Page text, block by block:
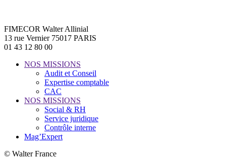
FIMECOR Walter Allinial
13 rue Vernier 75017 PARIS
01 43 12 80 00
NOS MISSIONS
Audit et Conseil
Expertise comptable
CAC
NOS MISSIONS
Social & RH
Service juridique
Contrôle interne
Mag’Expert
© Walter France